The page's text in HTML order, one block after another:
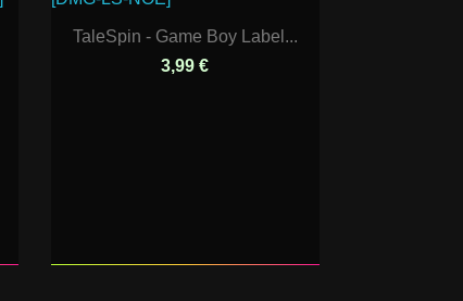
TaleSpin - Game Boy Label...
3,99 €